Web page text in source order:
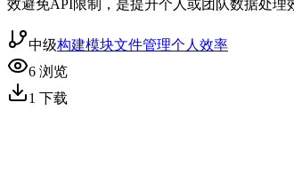
效避免API限制，是提升个人或团队数据处理
中级构建模块文件管理个人效率
6 浏览
1 下载